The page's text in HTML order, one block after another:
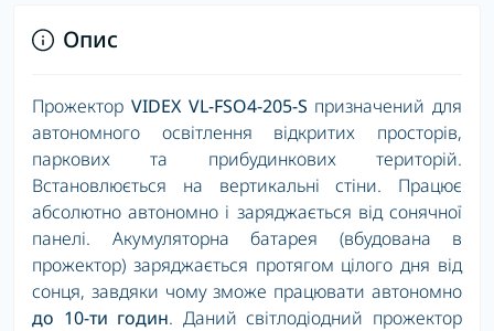
Опис
Прожектор VIDEX VL-FSO4-205-S призначений для
автономного освітлення відкритих просторів,
паркових та прибудинкових територій.
Встановлюється на вертикальні стіни. Працює
абсолютно автономно і заряджається від сонячної
панелі. Акумуляторна батарея (вбудована в
прожектор) заряджається протягом цілого дня від
сонця, завдяки чому зможе працювати автономно
до 10-ти годин. Даний світлодіодний прожектор